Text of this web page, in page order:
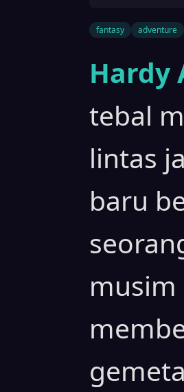
fantasy adventure
Hardy
tebal
lintas
baru